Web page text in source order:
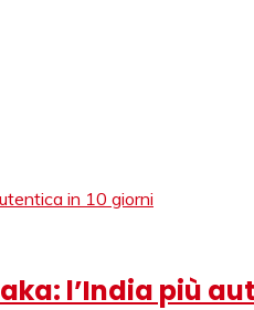
l’India più